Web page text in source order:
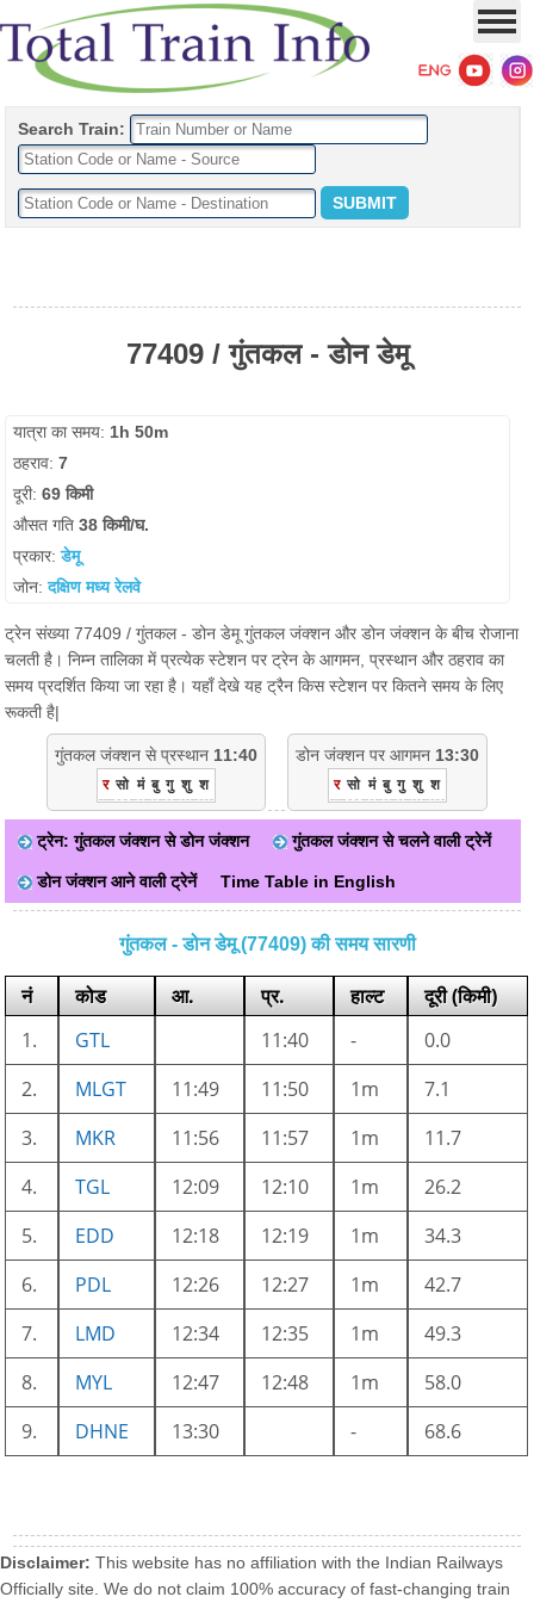
Search Train:
77409 / गुंतकल - डोन डेमू
यात्रा का समय: 1h 50m
ठहराव:7
दूरी:69 किमी
औसत गति38 किमी/घ.
प्रकार:डेमू
जोन:दक्षिण मध्य रेलवे
ट्रेन संख्या 77409 / गुंतकल - डोन डेमू गुंतकल जंक्शन और डोन जंक्शन के बीच रोजाना
चलती है। निम्न तालिका में प्रत्येक स्टेशन पर ट्रेन के आगमन, प्रस्थान और ठहराव का
समय प्रदर्शित किया जा रहा है। यहाँ देखे यह ट्रैन किस स्टेशन पर कितने समय के लिए
रूकती है|
गुंतकल जंक्शन से प्रस्थान 11:40
र सो मं बु गु शु श
डोन जंक्शन पर आगमन 13:30
र सो मं बु गु शु श
ट्रेन: गुंतकल जंक्शन से डोन जंक्शन गुंतकल जंक्शन से चलने वाली ट्रेनें
डोन जंक्शन आने वाली ट्रेनें Time Table in English
गुंतकल - डोन डेमू (77409) की समय सारणी
नं कोड आ. प्र. हाल्ट
दूरी (किमी)
1.
GTL 11:40 -
0.0
2.
MLGT 11:49 11:50 1m
7.1
3.
MKR 11:56 11:57 1m
11.7
4.
TGL 12:09 12:10 1m
26.2
5.
EDD 12:18 12:19 1m
34.3
6.
PDL 12:26 12:27 1m
42.7
7.
LMD 12:34 12:35 1m
49.3
8.
MYL 12:47 12:48 1m
58.0
9.
DHNE 13:30 - 68.6
Disclaimer: This website has no affiliation with the Indian Railways
Officially site. We do not claim 100% accuracy of fast-changing train